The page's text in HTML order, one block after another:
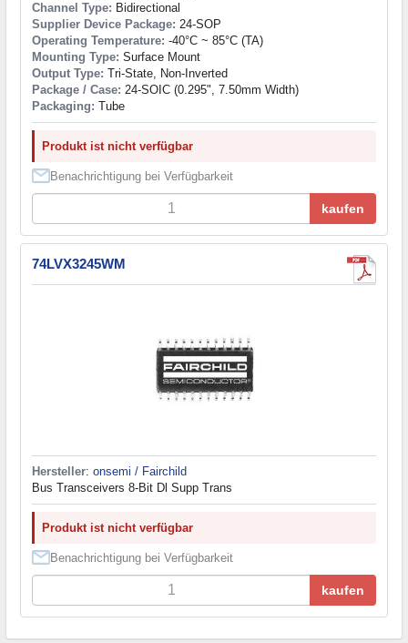
Channel Type: Bidirectional
Supplier Device Package: 24-SOP
Operating Temperature: -40°C ~ 85°C (TA)
Mounting Type: Surface Mount
Output Type: Tri-State, Non-Inverted
Package / Case: 24-SOIC (0.295", 7.50mm Width)
Packaging: Tube
Produkt ist nicht verfügbar
Benachrichtigung bei Verfügbarkeit
kaufen
74LVX3245WM
Hersteller: onsemi / Fairchild
Bus Transceivers 8-Bit Dl Supp Trans
Produkt ist nicht verfügbar
Benachrichtigung bei Verfügbarkeit
kaufen